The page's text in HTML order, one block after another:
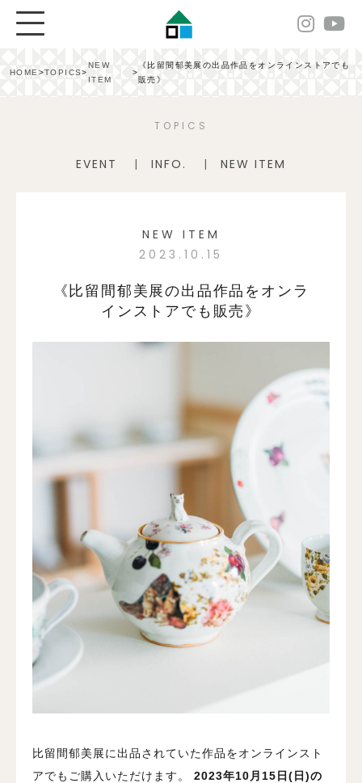
HOME>TOPICS>
NEW
ITEM
>
《比留間郁美展の出品作品をオンラインストアでも
販売》
TOPICS
EVENT INFO. NEW ITEM
NEW ITEM
2023.10.15
《比留間郁美展の出品作品をオンラ
インストアでも販売》
比留間郁美展に出品されていた作品をオンラインスト
アでもご購入いただけます。
2023年10月15日(日)の